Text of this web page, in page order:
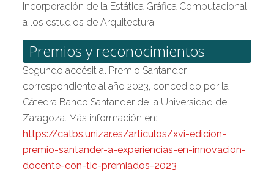
Incorporación de la Estática Gráfica Computacional
a los estudios de Arquitectura
Premios y reconocimientos
Segundo accésit al Premio Santander
correspondiente al año 2023, concedido por la
Cátedra Banco Santander de la Universidad de
Zaragoza. Más información en:
https://catbs.unizar.es/articulos/xvi-edicion-
premio-santander-a-experiencias-en-innovacion-
docente-con-tic-premiados-2023